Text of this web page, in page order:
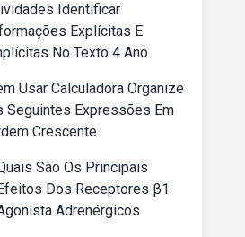
Identificar
Explícitas E
No Texto 4 Ano
Usar Calculadora Organize
Seguintes Expressões Em
Crescente
São Os Principais
Dos Receptores β1
Adrenérgicos